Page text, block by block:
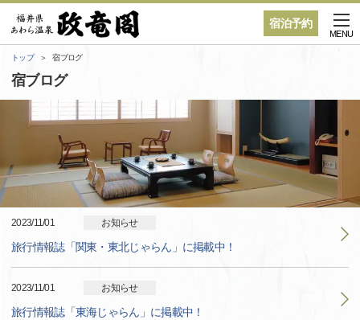
宿泊予約
MENU
トップ 宿ブログ
宿ブログ
2023/11/01 お知らせ
旅行情報誌「関東・東北じゃらん」に掲載中！
2023/11/01 お知らせ
旅行情報誌「東海じゃらん」に掲載中！